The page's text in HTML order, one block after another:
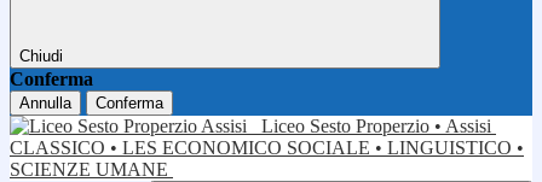
Chiudi
Conferma
Annulla Conferma
Liceo Sesto Properzio • Assisi
CLASSICO • LES ECONOMICO SOCIALE • LINGUISTICO •
SCIENZE UMANE